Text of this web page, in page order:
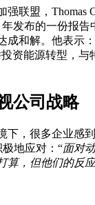
联盟，Thomas
发布的一份报告
成和解。他表示
资能源转型，与
公司战略
下，很多企业感
极地应对：“面对
算，但他们的反应